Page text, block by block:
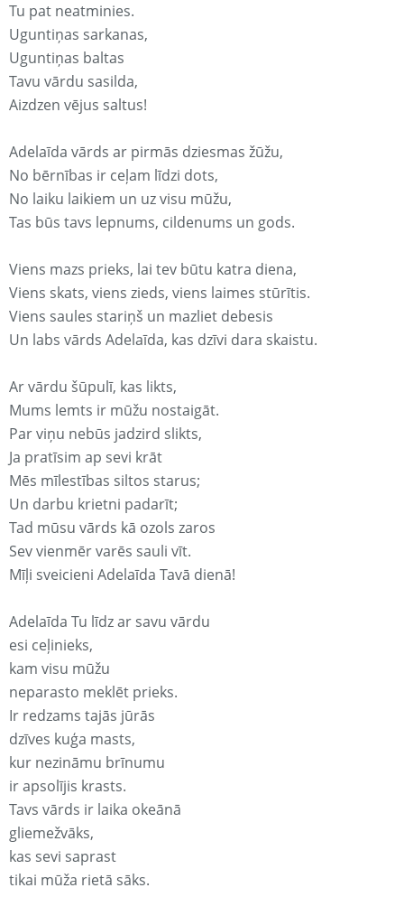
Tu pat neatminies.
Uguntiņas sarkanas,
Uguntiņas baltas
Tavu vārdu sasilda,
Aizdzen vējus saltus!
Adelaīda vārds ar pirmās dziesmas žūžu,
No bērnības ir ceļam līdzi dots,
No laiku laikiem un uz visu mūžu,
Tas būs tavs lepnums, cildenums un gods.
Viens mazs prieks, lai tev būtu katra diena,
Viens skats, viens zieds, viens laimes stūrītis.
Viens saules stariņš un mazliet debesis
Un labs vārds Adelaīda, kas dzīvi dara skaistu.
Ar vārdu šūpulī, kas likts,
Mums lemts ir mūžu nostaigāt.
Par viņu nebūs jadzird slikts,
Ja pratīsim ap sevi krāt
Mēs mīlestības siltos starus;
Un darbu krietni padarīt;
Tad mūsu vārds kā ozols zaros
Sev vienmēr varēs sauli vīt.
Mīļi sveicieni Adelaīda Tavā dienā!
Adelaīda Tu līdz ar savu vārdu
esi ceļinieks,
kam visu mūžu
neparasto meklēt prieks.
Ir redzams tajās jūrās
dzīves kuģa masts,
kur nezināmu brīnumu
ir apsolījis krasts.
Tavs vārds ir laika okeānā
gliemežvāks,
kas sevi saprast
tikai mūža rietā sāks.